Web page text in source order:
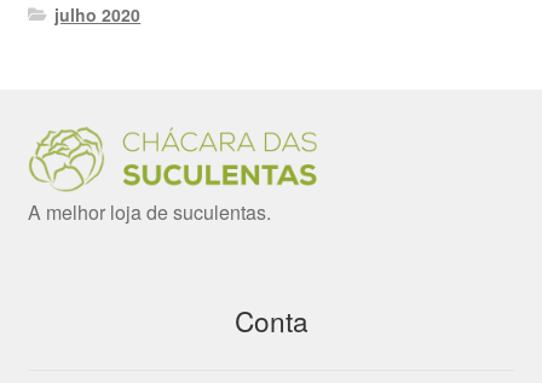
julho 2020
A melhor loja de suculentas.
Conta